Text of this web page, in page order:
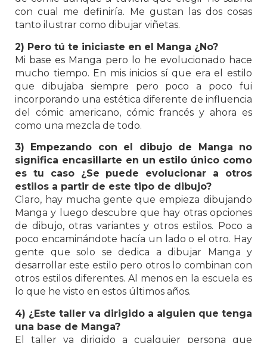
con cual me definiría. Me gustan las dos cosas
tanto ilustrar como dibujar viñetas.
2) Pero tú te iniciaste en el Manga ¿No?
Mi base es Manga pero lo he evolucionado hace
mucho tiempo. En mis inicios sí que era el estilo
que dibujaba siempre pero poco a poco fui
incorporando una estética diferente de influencia
del cómic americano, cómic francés y ahora es
como una mezcla de todo.
3) Empezando con el dibujo de Manga no
significa encasillarte en un estilo único como
es tu caso ¿Se puede evolucionar a otros
estilos a partir de este tipo de dibujo?
Claro, hay mucha gente que empieza dibujando
Manga y luego descubre que hay otras opciones
de dibujo, otras variantes y otros estilos. Poco a
poco encaminándote hacía un lado o el otro. Hay
gente que solo se dedica a dibujar Manga y
desarrollar este estilo pero otros lo combinan con
otros estilos diferentes. Al menos en la escuela es
lo que he visto en estos últimos años.
4) ¿Este taller va dirigido a alguien que tenga
una base de Manga?
El taller va dirigido a cualquier persona que